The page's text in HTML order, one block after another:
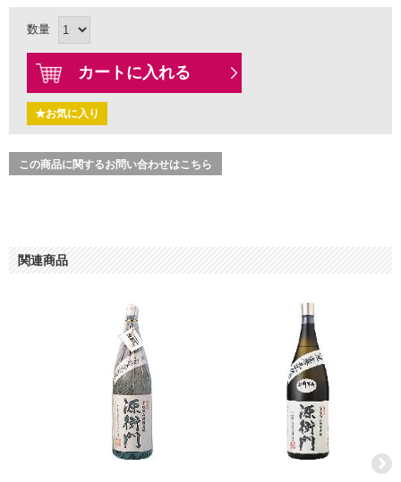
数量
カートに入れる
★お気に入り
この商品に関するお問い合わせはこちら
関連商品